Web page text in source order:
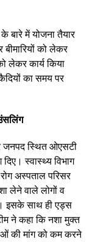
बारे में योजना तैयार
को लेकर
लेकर कार्य किया
का समय पर
जनपद स्थित ओएसटी
स्वास्थ्य विभाग
रोग अस्पताल परिसर
लेने वाले लोगों व
इसके साथ ही एड्स
ने कहा कि नशा मुक्त
की मांग को कम करने